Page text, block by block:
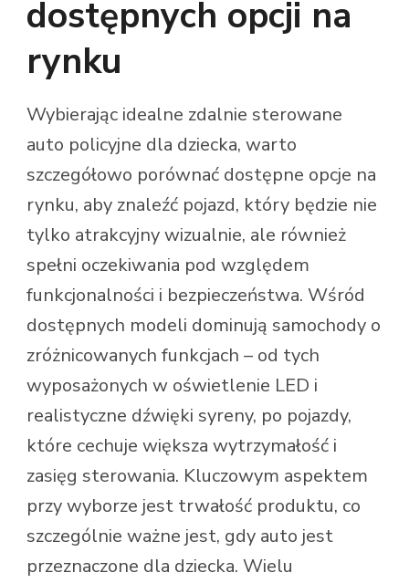
dostępnych opcji na
rynku
Wybierając idealne zdalnie sterowane
auto policyjne dla dziecka, warto
szczegółowo porównać dostępne opcje na
rynku, aby znaleźć pojazd, który będzie nie
tylko atrakcyjny wizualnie, ale również
spełni oczekiwania pod względem
funkcjonalności i bezpieczeństwa. Wśród
dostępnych modeli dominują samochody o
zróżnicowanych funkcjach – od tych
wyposażonych w oświetlenie LED i
realistyczne dźwięki syreny, po pojazdy,
które cechuje większa wytrzymałość i
zasięg sterowania. Kluczowym aspektem
przy wyborze jest trwałość produktu, co
szczególnie ważne jest, gdy auto jest
przeznaczone dla dziecka. Wielu